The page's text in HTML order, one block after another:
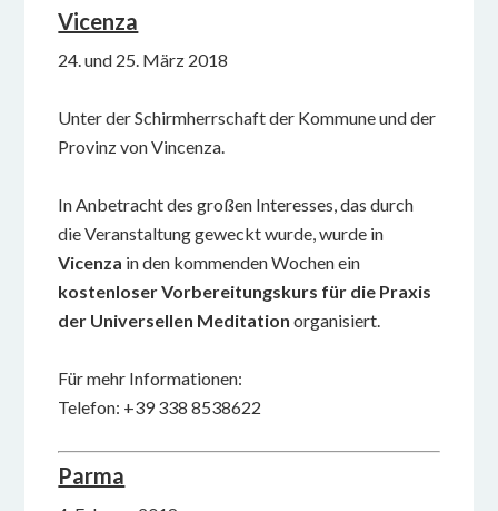
Vicenza
24. und 25. März 2018
Unter der Schirmherrschaft der Kommune und der
Provinz von Vincenza.
In Anbetracht des großen Interesses, das durch
die Veranstaltung geweckt wurde, wurde in
Vicenza in den kommenden Wochen ein
kostenloser Vorbereitungskurs für die Praxis
der Universellen Meditation organisiert.
Für mehr Informationen:
Telefon: +39 338 8538622
Parma